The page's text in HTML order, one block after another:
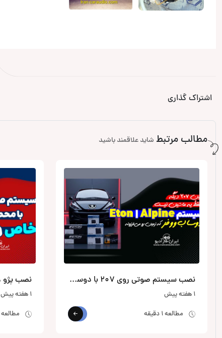
اشتراک گذاری
مطالب مرتبط شاید علاقمند باشید
نصب سیستم صوتی روی 207 با دوساب زیر صندلی از الپاین
1 هفته پیش
مطالعه 1 دقیقه
نصب پژو 508 با لوازم خاص آلپاین
1 هفته پیش
مطالعه 1 دقیقه